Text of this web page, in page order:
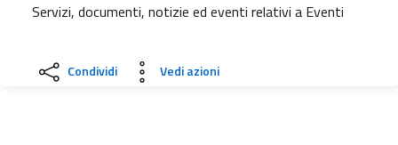
Servizi, documenti, notizie ed eventi relativi a Eventi
Condividi Vedi azioni